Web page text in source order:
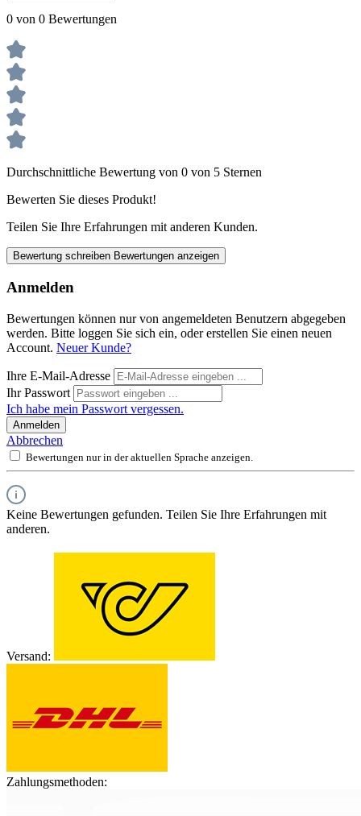
0 von 0 Bewertungen
Durchschnittliche Bewertung von 0 von 5 Sternen
Bewerten Sie dieses Produkt!
Teilen Sie Ihre Erfahrungen mit anderen Kunden.
Bewertung schreiben Bewertungen anzeigen
Anmelden
Bewertungen können nur von angemeldeten Benutzern abgegeben
werden. Bitte loggen Sie sich ein, oder erstellen Sie einen neuen
Account. Neuer Kunde?
Ihre E-Mail-Adresse
Ihr Passwort
Ich habe mein Passwort vergessen.
Anmelden
Abbrechen
Bewertungen nur in der aktuellen Sprache anzeigen.
Keine Bewertungen gefunden. Teilen Sie Ihre Erfahrungen mit
anderen.
Versand:
Zahlungsmethoden: